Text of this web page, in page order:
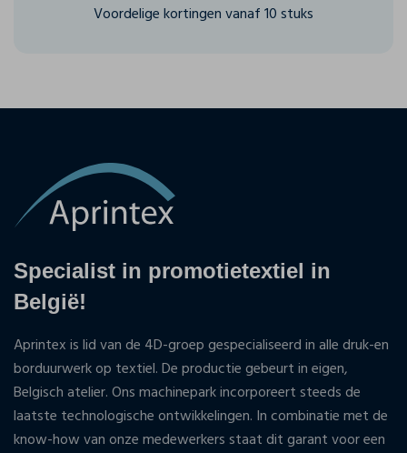
Voordelige kortingen vanaf 10 stuks
Specialist in promotietextiel in
België!
Aprintex is lid van de 4D-groep gespecialiseerd in alle druk-en
borduurwerk op textiel. De productie gebeurt in eigen,
Belgisch atelier. Ons machinepark incorporeert steeds de
laatste technologische ontwikkelingen. In combinatie met de
know-how van onze medewerkers staat dit garant voor een